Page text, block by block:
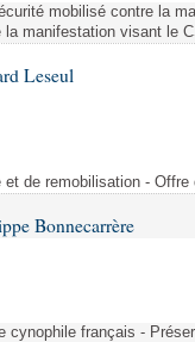
mobilisé contre la
manifestation visant le
Leseul
de remobilisation -
Bonnecarrère
cynophile français -